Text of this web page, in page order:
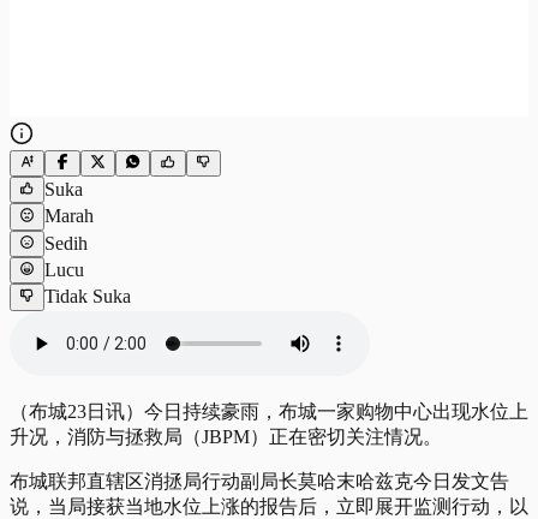
Suka
Marah
Sedih
Lucu
Tidak Suka
（布城23日讯）今日持续豪雨，布城一家购物中心出现水位上
升况，消防与拯救局（JBPM）正在密切关注情况。
布城联邦直辖区消拯局行动副局长莫哈末哈兹克今日发文告
说，当局接获当地水位上涨的报告后，立即展开监测行动，以